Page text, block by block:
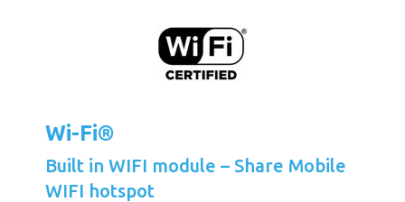
Wi-Fi®
Built in WIFI module – Share Mobile
WIFI hotspot